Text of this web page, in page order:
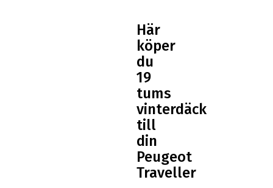
köper
du
19
tums
vinterdäck
till
din
Peugeot
Traveller
Köp